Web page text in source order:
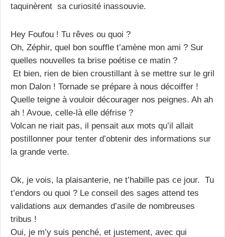
taquinèrent sa curiosité inassouvie.
Hey Foufou ! Tu rêves ou quoi ?
Oh, Zéphir, quel bon souffle t’amène mon ami ? Sur
quelles nouvelles ta brise poétise ce matin ?
Et bien, rien de bien croustillant à se mettre sur le gril
mon Dalon ! Tornade se prépare à nous décoiffer !
Quelle teigne à vouloir décourager nos peignes. Ah ah
ah ! Avoue, celle-là elle défrise ?
Volcan ne riait pas, il pensait aux mots qu’il allait
postillonner pour tenter d’obtenir des informations sur
la grande verte.
Ok, je vois, la plaisanterie, ne t’habille pas ce jour. Tu
t’endors ou quoi ? Le conseil des sages attend tes
validations aux demandes d’asile de nombreuses
tribus !
Oui, je m’y suis penché, et justement, avec qui